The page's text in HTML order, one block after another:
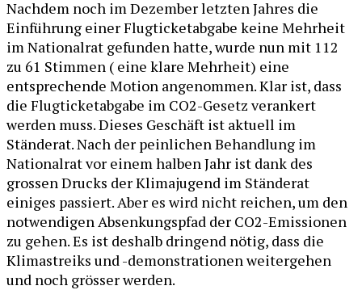
Nachdem noch im Dezember letzten Jahres die
Einführung einer Flugticketabgabe keine Mehrheit
im Nationalrat gefunden hatte, wurde nun mit 112
zu 61 Stimmen ( eine klare Mehrheit) eine
entsprechende Motion angenommen. Klar ist, dass
die Flugticketabgabe im CO2-Gesetz verankert
werden muss. Dieses Geschäft ist aktuell im
Ständerat. Nach der peinlichen Behandlung im
Nationalrat vor einem halben Jahr ist dank des
grossen Drucks der Klimajugend im Ständerat
einiges passiert. Aber es wird nicht reichen, um den
notwendigen Absenkungspfad der CO2-Emissionen
zu gehen. Es ist deshalb dringend nötig, dass die
Klimastreiks und -demonstrationen weitergehen
und noch grösser werden.